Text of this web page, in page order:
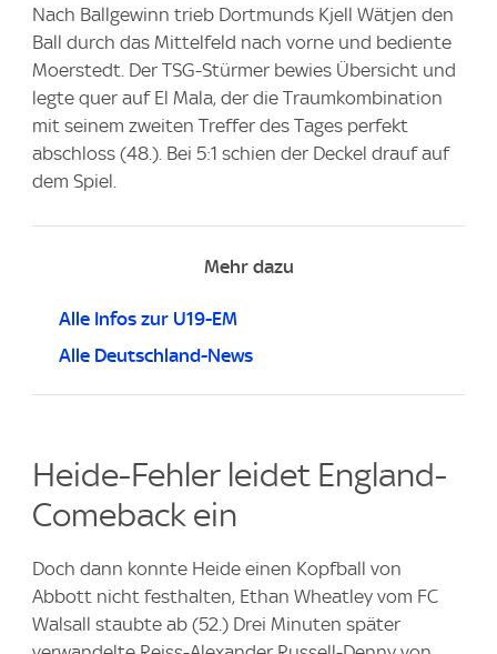
Nach Ballgewinn trieb Dortmunds Kjell Wätjen den
Ball durch das Mittelfeld nach vorne und bediente
Moerstedt. Der TSG-Stürmer bewies Übersicht und
legte quer auf El Mala, der die Traumkombination
mit seinem zweiten Treffer des Tages perfekt
abschloss (48.). Bei 5:1 schien der Deckel drauf auf
dem Spiel.
Mehr dazu
Alle Infos zur U19-EM
Alle Deutschland-News
Heide-Fehler leidet England-
Comeback ein
Doch dann konnte Heide einen Kopfball von
Abbott nicht festhalten, Ethan Wheatley vom FC
Walsall staubte ab (52.) Drei Minuten später